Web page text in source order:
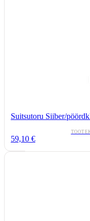
Suitsutoru Siiber/
59,10 €